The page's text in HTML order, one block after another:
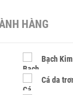
HÀNG
Bạch Kim
Cá da